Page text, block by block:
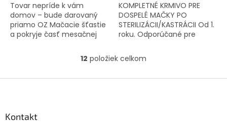
Tovar nepríde k vám
domov – bude darovaný
priamo OZ Mačacie šťastie
a pokryje časť mesačnej
mačičky, o ktoré sa starajú.
KOMPLETNÉ KRMIVO PRE
DOSPELÉ MAČKY PO
STERILIZÁCII/KASTRÁCII Od 1.
roku. Odporúčané pre
mačky so sklonom k
priberaniu.
O
l
12 položiek celkom
Kontakt